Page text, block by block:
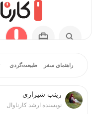
راهنمای سفر طبیعت‌گردی
زينب شيرازی
نویسنده ارشد کارناوال